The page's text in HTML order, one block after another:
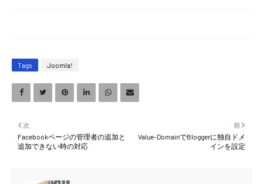
Tags Joomla!
前
Value-DomainでBloggerに独自ドメ
インを設定
次
Facebookページの管理者の追加と
追加できない時の対応